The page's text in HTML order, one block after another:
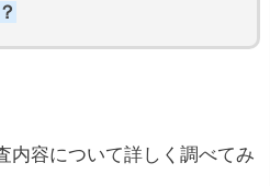
内容について詳しく調べてみ